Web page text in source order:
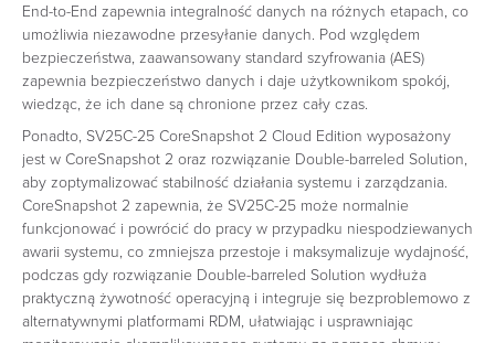
End-to-End zapewnia integralność danych na różnych etapach, co
umożliwia niezawodne przesyłanie danych. Pod względem
bezpieczeństwa, zaawansowany standard szyfrowania (AES)
zapewnia bezpieczeństwo danych i daje użytkownikom spokój,
wiedząc, że ich dane są chronione przez cały czas.
Ponadto, SV25C-25 CoreSnapshot 2 Cloud Edition wyposażony
jest w CoreSnapshot 2 oraz rozwiązanie Double-barreled Solution,
aby zoptymalizować stabilność działania systemu i zarządzania.
CoreSnapshot 2 zapewnia, że SV25C-25 może normalnie
funkcjonować i powrócić do pracy w przypadku niespodziewanych
awarii systemu, co zmniejsza przestoje i maksymalizuje wydajność,
podczas gdy rozwiązanie Double-barreled Solution wydłuża
praktyczną żywotność operacyjną i integruje się bezproblemowo z
alternatywnymi platformami RDM, ułatwiając i usprawniając